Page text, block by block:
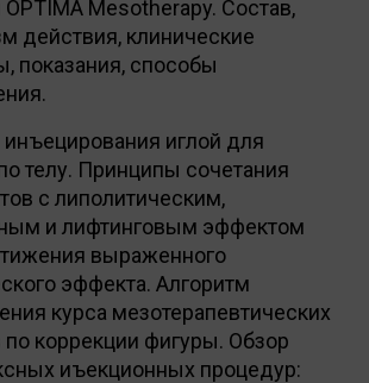
Mesotherapy. Состав,
действия, клинические
показания, способы
инъецирования иглой для
телу. Принципы сочетания
с липолитическим,
и лифтинговым эффектом
выраженного
эффекта. Алгоритм
курса мезотерапевтических
по коррекции фигуры. Обзор
иъекционных процедур: